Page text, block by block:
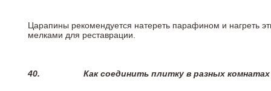
Царапины рекомендуется натереть парафином и нагреть
мелками для реставрации.
40. Как соединить плитку в разных